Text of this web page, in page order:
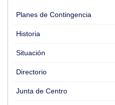
Planes de Contingencia
Historia
Situación
Directorio
Junta de Centro